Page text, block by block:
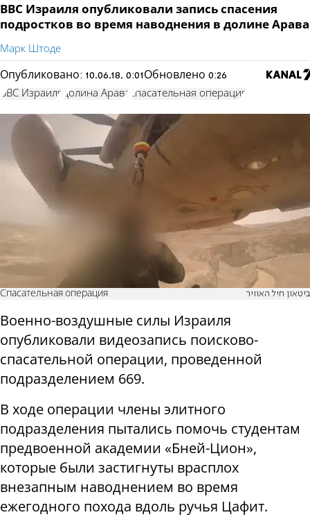
ВВС Израиля опубликовали запись спасения
подростков во время наводнения в долине Арава
Марк Штоде
Опубликовано: 10.06.18, 0:01Обновлено 0:26
ВВС Израиля долина Арава спасательная операция
Спасательная операция ביטאון חיל האוויר
Военно-воздушные силы Израиля
опубликовали видеозапись поисково-
спасательной операции, проведенной
подразделением 669.
В ходе операции члены элитного
подразделения пытались помочь студентам
предвоенной академии «Бней-Цион»,
которые были застигнуты врасплох
внезапным наводнением во время
ежегодного похода вдоль ручья Цафит.